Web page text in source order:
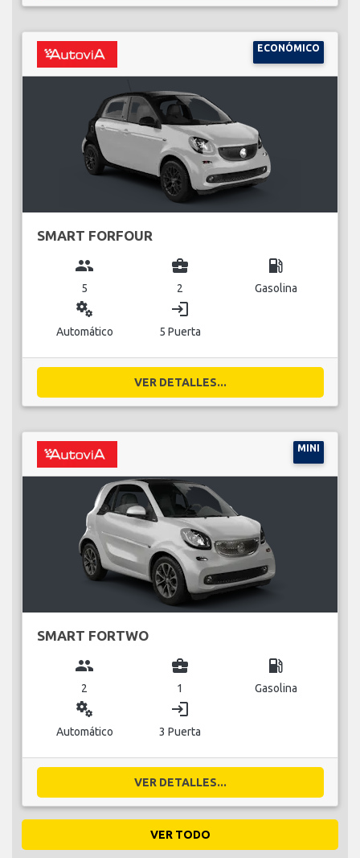
ECONÓMICO
SMART FORFOUR
group
5
business_center
2
local_gas_station
Gasolina
miscellaneous_services
Automático
login
5 Puerta
VER DETALLES...
MINI
SMART FORTWO
group
2
business_center
1
local_gas_station
Gasolina
miscellaneous_services
Automático
login
3 Puerta
VER DETALLES...
VER TODO